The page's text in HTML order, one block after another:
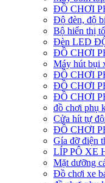
ĐỒ CHƠI
Độ đèn, độ
Bộ hiển thị
Đèn LED
ĐỒ CHƠI
Máy hút bụi
ĐỒ CHƠI
ĐỒ CHƠI
ĐỒ CHƠI
đồ chơi phụ
Cửa hít tự
ĐỒ CHƠI
Gía đỡ điện
LÍP PÔ XE
Mặt dưỡng
Đồ chơi xe